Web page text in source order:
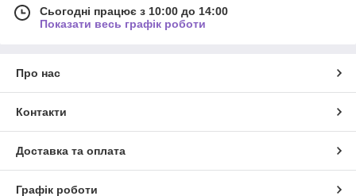
Сьогодні працює з 10:00 до 14:00
Показати весь графік роботи
Про нас
Контакти
Доставка та оплата
Графік роботи